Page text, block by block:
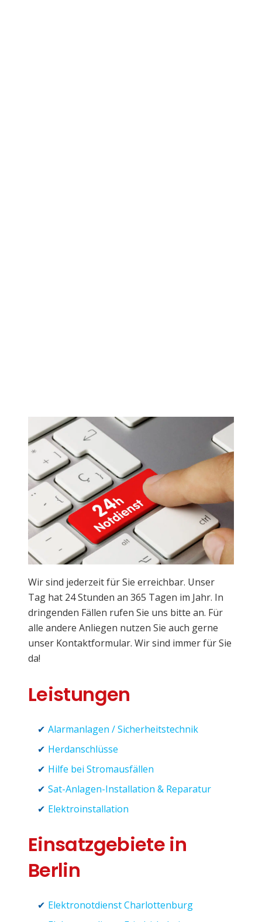
Wir sind jederzeit für Sie erreichbar. Unser
Tag hat 24 Stunden an 365 Tagen im Jahr. In
dringenden Fällen rufen Sie uns bitte an. Für
alle andere Anliegen nutzen Sie auch gerne
unser Kontaktformular. Wir sind immer für Sie
da!
Leistungen
Alarmanlagen / Sicherheitstechnik
Herdanschlüsse
Hilfe bei Stromausfällen
Sat-Anlagen-Installation & Reparatur
Elektroinstallation
Einsatzgebiete in
Berlin
Elektronotdienst Charlottenburg